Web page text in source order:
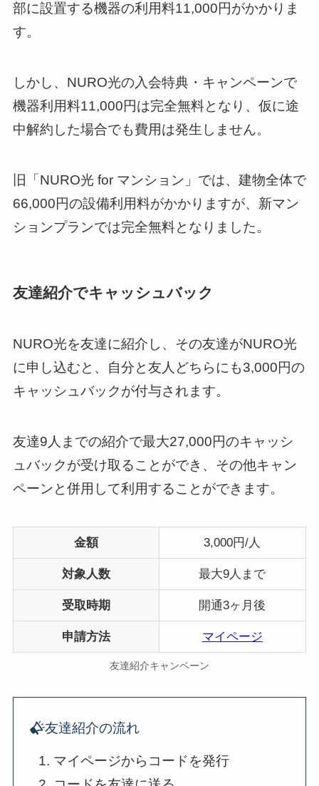
部に設置する機器の利用料11,000円がかかりま
す。
しかし、NURO光の入会特典・キャンペーンで
機器利用料11,000円は完全無料となり、仮に途
中解約した場合でも費用は発生しません。
旧「NURO光 for マンション」では、建物全体で
66,000円の設備利用料がかかりますが、新マン
ションプランでは完全無料となりました。
友達紹介でキャッシュバック
NURO光を友達に紹介し、その友達がNURO光
に申し込むと、自分と友人どちらにも3,000円の
キャッシュバックが付与されます。
友達9人までの紹介で最大27,000円のキャッシ
ュバックが受け取ることができ、その他キャン
ペーンと併用して利用することができます。
金額 3,000円/人
対象人数 最大9人まで
受取時期 開通3ヶ月後
申請方法 マイページ
友達紹介キャンペーン
友達紹介の流れ
マイページからコードを発行